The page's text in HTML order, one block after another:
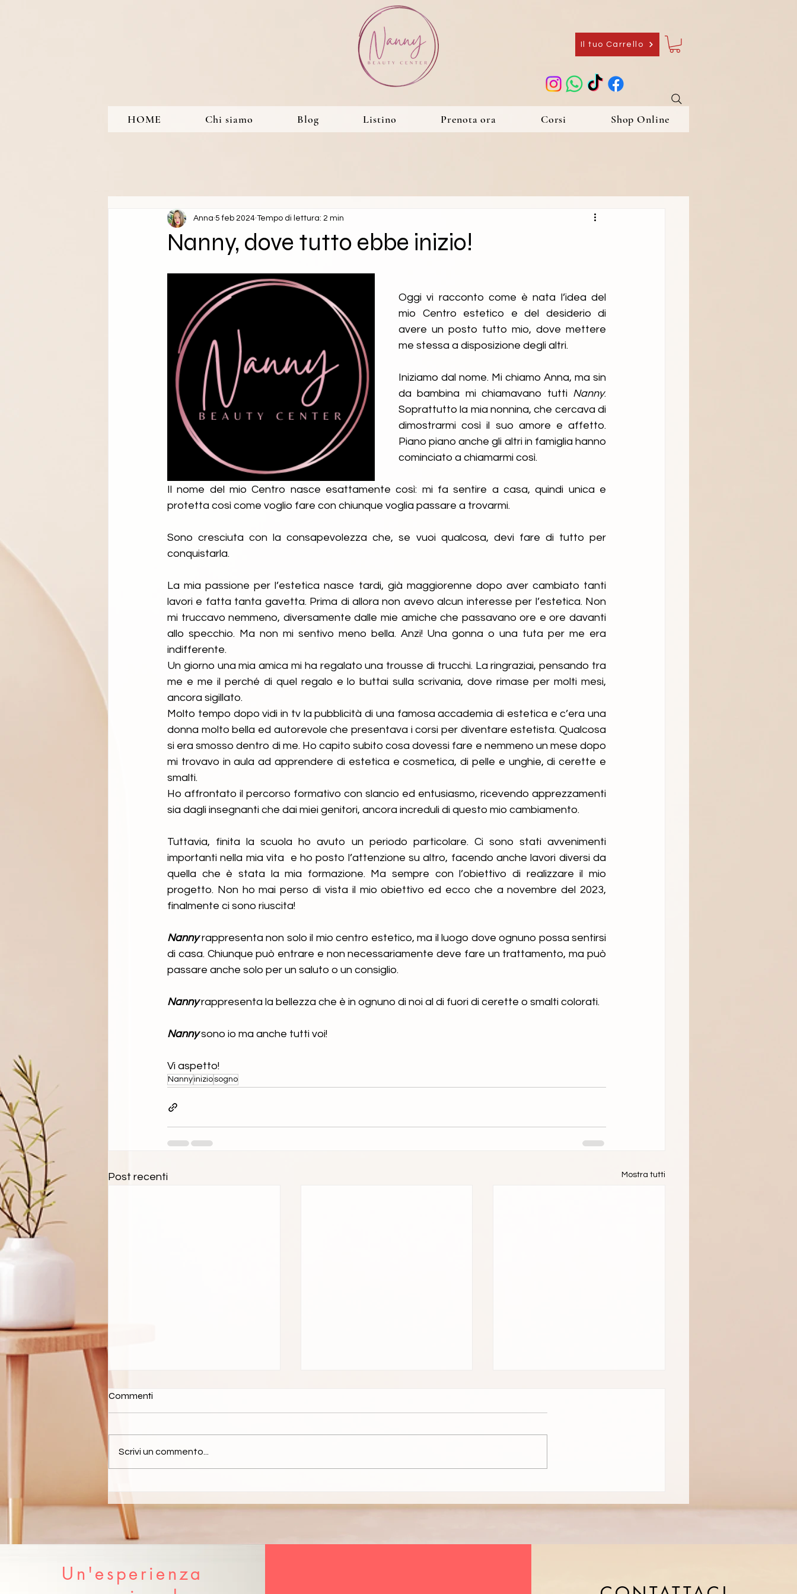
Il tuo Carrello
HOME Chi siamo Blog Listino Prenota ora Corsi Shop Online
Nanny, dove tutto ebbe inizio!
Anna 5 feb 2024 Tempo di lettura: 2 min
Oggi vi racconto come è nata l’idea del
mio Centro estetico e del desiderio di
avere un posto tutto mio, dove mettere
me stessa a disposizione degli altri.
Iniziamo dal nome. Mi chiamo Anna, ma sin
da bambina mi chiamavano tutti Nanny.
Soprattutto la mia nonnina, che cercava di
dimostrarmi così il suo amore e affetto.
Piano piano anche gli altri in famiglia hanno
cominciato a chiamarmi così.
Il nome del mio Centro nasce esattamente così: mi fa sentire a casa, quindi unica e
protetta così come voglio fare con chiunque voglia passare a trovarmi.
Sono cresciuta con la consapevolezza che, se vuoi qualcosa, devi fare di tutto per
conquistarla.
La mia passione per l’estetica nasce tardi, già maggiorenne dopo aver cambiato tanti
lavori e fatta tanta gavetta. Prima di allora non avevo alcun interesse per l’estetica. Non
mi truccavo nemmeno, diversamente dalle mie amiche che passavano ore e ore davanti
allo specchio. Ma non mi sentivo meno bella. Anzi! Una gonna o una tuta per me era
indifferente.
Un giorno una mia amica mi ha regalato una trousse di trucchi. La ringraziai, pensando tra
me e me il perché di quel regalo e lo buttai sulla scrivania, dove rimase per molti mesi,
ancora sigillato.
Molto tempo dopo vidi in tv la pubblicità di una famosa accademia di estetica e c’era una
donna molto bella ed autorevole che presentava i corsi per diventare estetista. Qualcosa
si era smosso dentro di me. Ho capito subito cosa dovessi fare e nemmeno un mese dopo
mi trovavo in aula ad apprendere di estetica e cosmetica, di pelle e unghie, di cerette e
smalti.
Ho affrontato il percorso formativo con slancio ed entusiasmo, ricevendo apprezzamenti
sia dagli insegnanti che dai miei genitori, ancora increduli di questo mio cambiamento.
Tuttavia, finita la scuola ho avuto un periodo particolare. Ci sono stati avvenimenti
importanti nella mia vita  e ho posto l’attenzione su altro, facendo anche lavori diversi da
quella che è stata la mia formazione. Ma sempre con l’obiettivo di realizzare il mio
progetto. Non ho mai perso di vista il mio obiettivo ed ecco che a novembre del 2023,
finalmente ci sono riuscita!
Nanny rappresenta non solo il mio centro estetico, ma il luogo dove ognuno possa sentirsi
di casa. Chiunque può entrare e non necessariamente deve fare un trattamento, ma può
passare anche solo per un saluto o un consiglio.
Nanny rappresenta la bellezza che è in ognuno di noi al di fuori di cerette o smalti colorati.
Nanny sono io ma anche tutti voi!
Vi aspetto!
Nannyinizio sogno
Post recenti Mostra tutti
stesse!
farlo è proprio adesso che la
ingredienti naturali e innovativi
Commenti
Scrivi un commento...
Un'esperienza